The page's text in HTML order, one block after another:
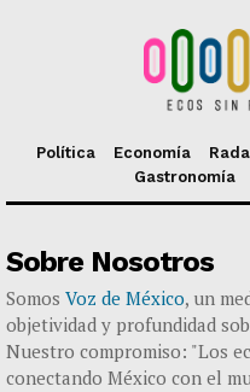
Política Economía
Gastronomía
Sobre Nosotros
Somos Voz de México, un
objetividad y profundidad
Nuestro compromiso: "Los
conectando México con el